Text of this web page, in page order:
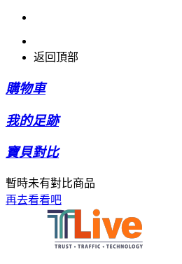
返回頂部
購物車
我的足跡
寶貝對比
暫時未有對比商品
再去看看吧